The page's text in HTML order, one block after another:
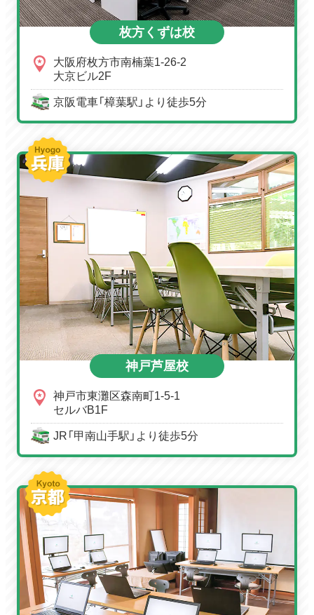
枚方くずは校
大阪府枚方市南楠葉1-26-2
大京ビル2F
京阪電車「樟葉駅」より徒歩5分
神戸芦屋校
神戸市東灘区森南町1-5-1
セルバB1F
JR「甲南山手駅」より徒歩5分